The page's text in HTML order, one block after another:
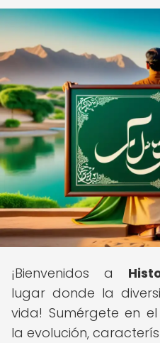
¡Bienvenidos a
lugar donde la
vida! Sumérgete en
la evolución,